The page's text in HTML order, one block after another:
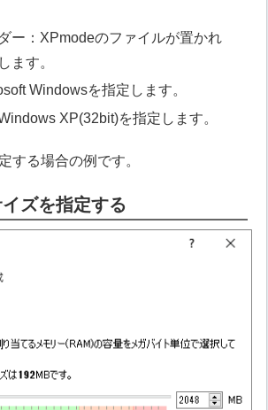
ー：XPmodeのファイルが置かれ
ます。
Windowsを指定します。
XP(32bit)を指定します。
する場合の例です。
ズを指定する